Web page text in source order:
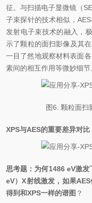
征。与扫描电子显微镜（
子束探针的技术相似，
发射电子束技术的融入，
示了颗粒的面扫影像及其
一目了然地观察材料表面
素间的相互作用等微妙细节
图6. 颗粒面扫
XPS与AES的重要差异对比
思考题：为何1486 eV激发
eV）X射线激发，如果
得到和XPS一样的谱图 ？